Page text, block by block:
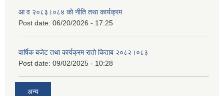
आ व २०८३।०८४ को नीति तथा कार्यक्रम
Post date: 06/20/2026 - 17:25
वार्षिक बजेट तथा कार्यक्रम रातो किताब २०८२।०८३
Post date: 09/02/2025 - 10:28
अन्य